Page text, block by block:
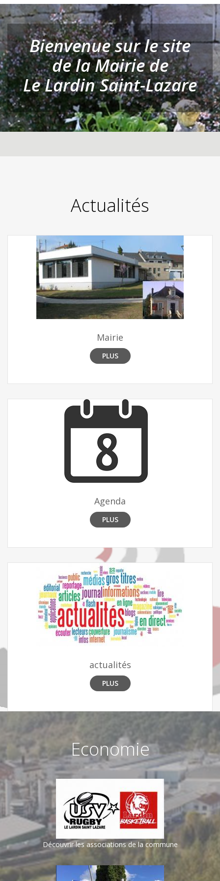
Bienvenue sur le site
de la Mairie de
Le Lardin Saint-Lazare
Actualités
Mairie
PLUS
Agenda
PLUS
actualités
PLUS
Economie
Découvrir les associations de la commune